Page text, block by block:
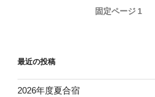
ペ
ジ
固定ページ 1
最近の投稿
2026年度夏合宿